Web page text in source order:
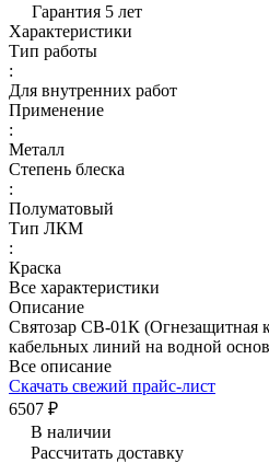
Гарантия 5 лет
Характеристики
Тип работы
:
Для внутренних работ
Применение
:
Металл
Степень блеска
:
Полуматовый
Тип ЛКМ
:
Краска
Все характеристики
Описание
Святозар СВ-01К
кабельных линий на водной
Все описание
Скачать свежий прайс-лист
6507 ₽
В наличии
Рассчитать доставку